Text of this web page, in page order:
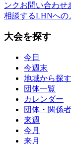
ンクお問い合わせ
相談するLHNへの
大会を探す
今日
今週末
地域から探す
団体一覧
カレンダー
団体・関係
来週
今月
来月